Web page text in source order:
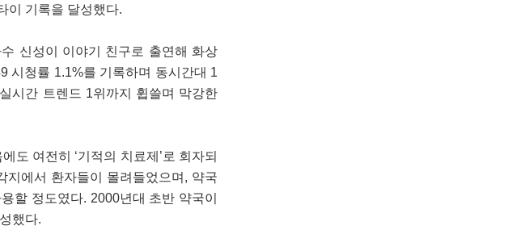
이 기록을 달성했다.
신성이 이야기 친구로 출연해 화상
시청률 1.1%를 기록하며 동시간대 1
시간 트렌드 1위까지 휩쓸며 막강한
도 여전히 ‘기적의 치료제’로 회자되
에서 환자들이 몰려들었으며, 약국
할 정도였다. 2000년대 초반 약국이
했다.